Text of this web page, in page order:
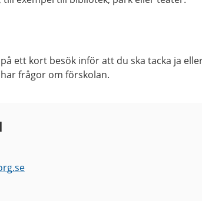
ett kort besök inför att du ska tacka ja
frågor om förskolan.